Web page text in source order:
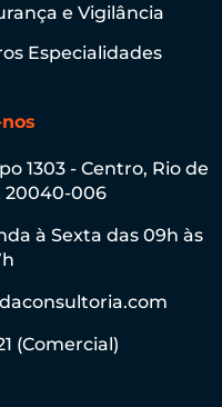
e Vigilância
Especialidades
1303 - Centro, Rio de
20040-006
à Sexta das 09h às
(Comercial)